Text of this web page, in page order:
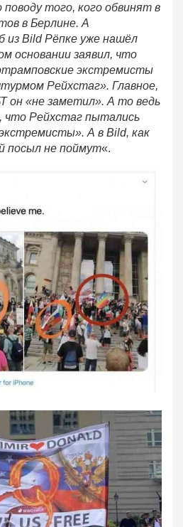
того, кого обвинят в
в Берлине. А
из Bild Рёпке уже нашёл
основании заявил, что
экстремисты
Рейхстаг». Главное,
он «не заметил». А то ведь
что Рейхстаг пытались
А в Bild, как
посыл не поймут«.